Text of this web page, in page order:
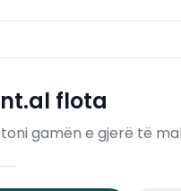
flota
gamën e gjerë të